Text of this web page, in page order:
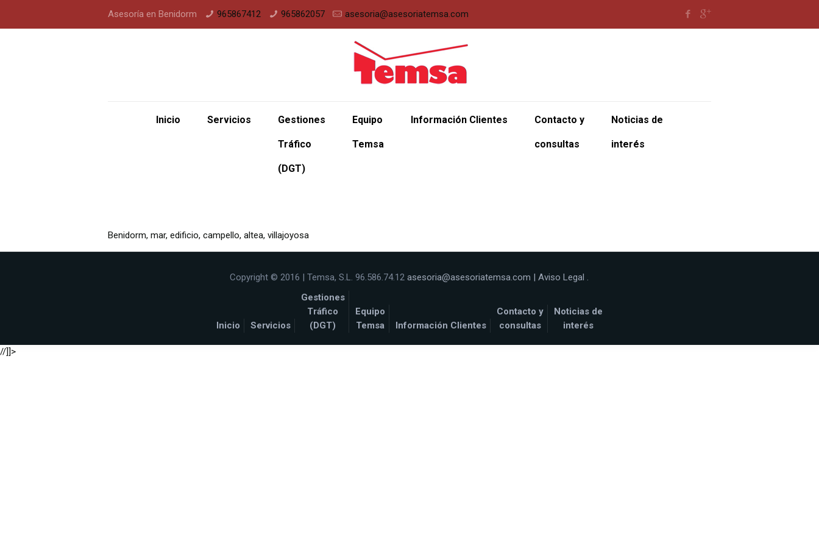
Asesoría en Benidorm 965867412 965862057 asesoria@asesoriatemsa.com
Inicio Servicios Gestiones
Tráfico
(DGT)
Equipo
Temsa
Información Clientes Contacto y
consultas
Noticias de
interés
Benidorm, mar, edificio, campello, altea, villajoyosa
Copyright © 2016 | Temsa, S.L. 96.586.74.12asesoria@asesoriatemsa.com |Aviso Legal .
Inicio Servicios
Gestiones
Tráfico
(DGT)
Equipo
Temsa
Información Clientes
Contacto y
consultas
Noticias de
interés
//]]>